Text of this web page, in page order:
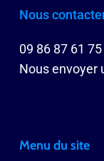
Nous
09 86 87 61 75
Nous envoyer
Menu du site